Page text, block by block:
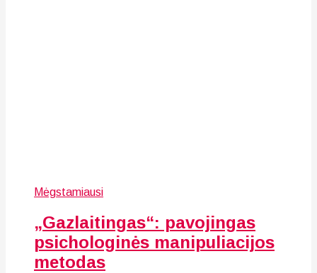
Mėgstamiausi
„Gazlaitingas“: pavojingas
psichologinės manipuliacijos
metodas